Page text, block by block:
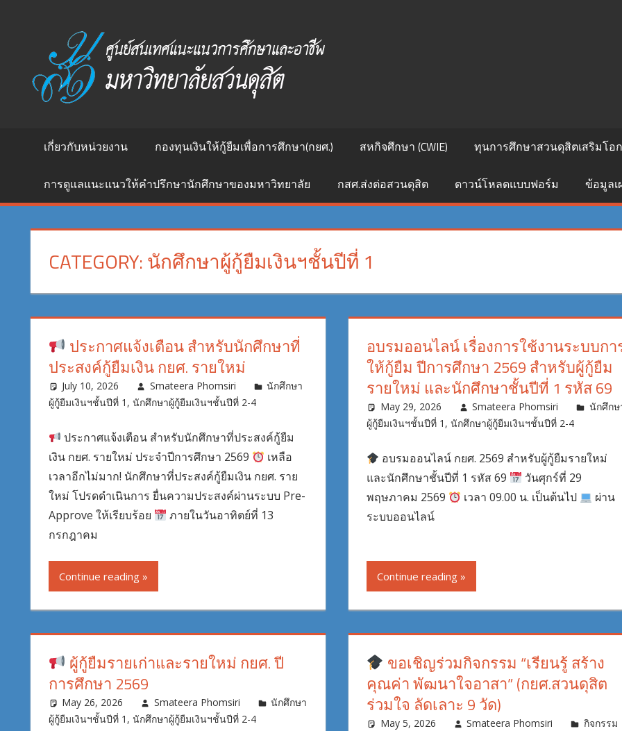
การ
ศึกษา
และ
อาชีพ
สนเทศ
แนะแนว
การ
ศึกษา
อาชีพ
เกี่ยวกับหน่วยงาน กองทุนเงินให้กู้ยืมเพื่อการศึกษา(กยศ.) สหกิจศึกษา (CWIE) ทุนการศึกษาสวนดุสิตเสริมโอ
การดูแลแนะแนวให้คำปรึกษานักศึกษาของมหาวิทยาลัย กสศ.ส่งต่อสวนดุสิต ดาวน์โหลดแบบฟอร์ม ข้อมูล
CATEGORY:นักศึกษาผู้กู้ยืมเงินฯชั้นปีที่ 1
ประกาศแจ้งเตือน สำหรับนักศึกษาที่
ประสงค์กู้ยืมเงิน กยศ. รายใหม่
July 10, 2026 Smateera Phomsiri
นักศึกษา
ผู้กู้ยืมเงินฯชั้นปีที่ 1 , นักศึกษาผู้กู้ยืมเงินฯชั้นปีที่ 2-4
ประกาศแจ้งเตือน สำหรับนักศึกษาที่ประสงค์กู้ยืม
เงิน กยศ. รายใหม่ ประจำปีการศึกษา 2569
เหลือ
เวลาอีกไม่มาก! นักศึกษาที่ประสงค์กู้ยืมเงิน กยศ. ราย
ใหม่ โปรดดำเนินการ ยื่นความประสงค์ผ่านระบบ Pre-
Approve ให้เรียบร้อย
ภายในวันอาทิตย์ที่ 13
กรกฎาคม
Continue reading
อบรมออนไลน์ เรื่องการใช้งานระบบกา
ให้กู้ยืม ปีการศึกษา 2569 สำหรับผู้กู้ยืม
รายใหม่ และนักศึกษาชั้นปีที่ 1 รหัส 69
May 29, 2026 Smateera Phomsiri
นักศึกษ
ผู้กู้ยืมเงินฯชั้นปีที่ 1 , นักศึกษาผู้กู้ยืมเงินฯชั้นปีที่ 2-4
อบรมออนไลน์ กยศ. 2569 สำหรับผู้กู้ยืมรายใหม่
และนักศึกษาชั้นปีที่ 1 รหัส 69
วันศุกร์ที่ 29
พฤษภาคม 2569
เวลา 09.00 น. เป็นต้นไป
ผ่าน
ระบบออนไลน์
Continue reading
ผู้กู้ยืมรายเก่าและรายใหม่ กยศ. ปี
การศึกษา 2569
May 26, 2026 Smateera Phomsiri
นักศึกษา
ผู้กู้ยืมเงินฯชั้นปีที่ 1 , นักศึกษาผู้กู้ยืมเงินฯชั้นปีที่ 2-4
ขอเชิญร่วมกิจกรรม “เรียนรู้ สร้าง
คุณค่า พัฒนาใจอาสา” (กยศ.สวนดุสิต
ร่วมใจ ลัดเลาะ 9 วัด)
May 5, 2026 Smateera Phomsiri
กิจกรรม